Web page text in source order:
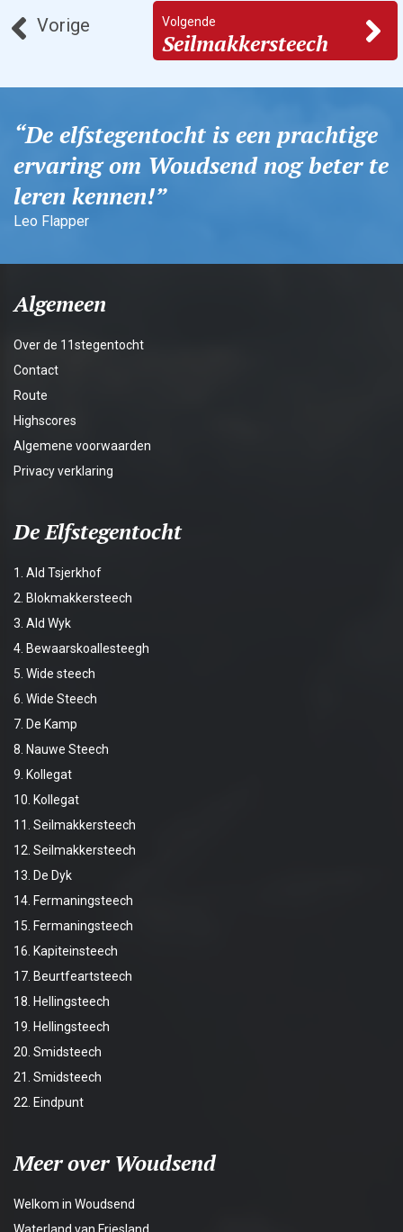
Vorige Volgende
Seilmakkersteech
De elfstegentocht is een prachtige
ervaring om Woudsend nog beter te
leren kennen!
Leo Flapper
Algemeen
Over de 11stegentocht
Contact
Route
Highscores
Algemene voorwaarden
Privacy verklaring
De Elfstegentocht
1. Ald Tsjerkhof
2. Blokmakkersteech
3. Ald Wyk
4. Bewaarskoallesteegh
5. Wide steech
6. Wide Steech
7. De Kamp
8. Nauwe Steech
9. Kollegat
10. Kollegat
11. Seilmakkersteech
12. Seilmakkersteech
13. De Dyk
14. Fermaningsteech
15. Fermaningsteech
16. Kapiteinsteech
17. Beurtfeartsteech
18. Hellingsteech
19. Hellingsteech
20. Smidsteech
21. Smidsteech
22. Eindpunt
Meer over Woudsend
Welkom in Woudsend
Waterland van Friesland